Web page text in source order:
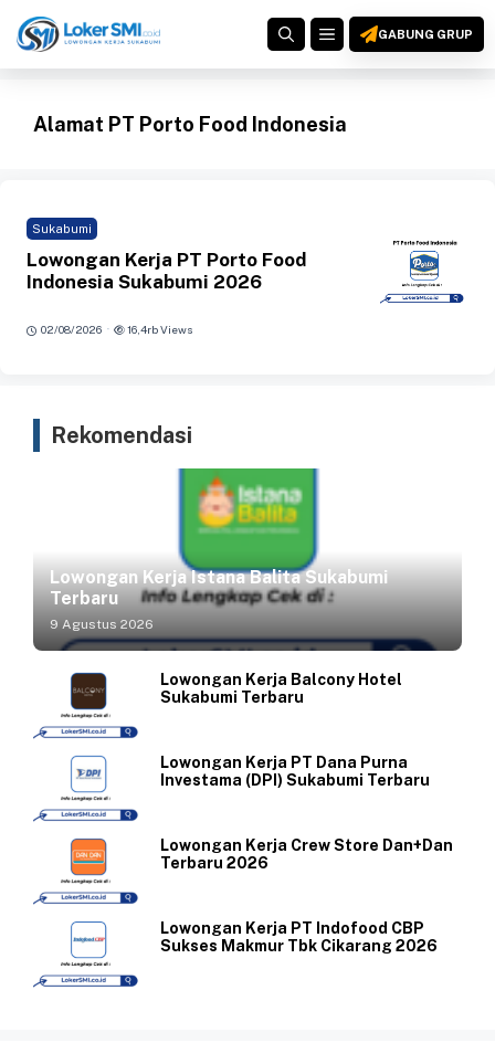
ke
MENUGABUNG GRUP
Alamat PT Porto Food Indonesia
Sukabumi
Lowongan Kerja PT Porto Food
Indonesia Sukabumi 2026
02/08/2026 · 16,4rb Views
Rekomendasi
Lowongan Kerja Istana Balita Sukabumi
Terbaru
9 Agustus 2026
Lowongan Kerja Balcony Hotel
Sukabumi Terbaru
Lowongan Kerja PT Dana Purna
Investama (DPI) Sukabumi Terbaru
Lowongan Kerja Crew Store Dan+Dan
Terbaru 2026
Lowongan Kerja PT Indofood CBP
Sukses Makmur Tbk Cikarang 2026